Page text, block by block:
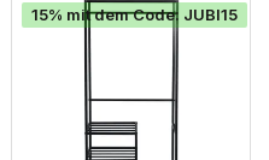
15% mit dem Code: JUBI15